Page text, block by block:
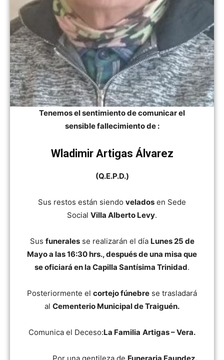
Tenemos el sentimiento de comunicar el
sensible fallecimiento de :
Wladimir Artigas Álvarez
(Q.E.P.D.)
Sus restos están siendo velados en Sede
Social Villa Alberto Levy.
Sus funeralesse realizarán el día Lunes 25 de
Mayo a las 16:30 hrs., después de una misa que
se oficiará en la Capilla Santísima Trinidad.
Posteriormente el cortejo fúnebre se trasladará
al Cementerio Municipal de Traiguén.
Comunica el Deceso:La Familia Artigas – Vera.
Por una gentileza de Funeraria Faundez.